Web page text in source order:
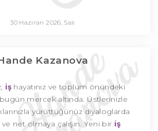
30 Haziran 2026, Salı
Kazanova
iş hayatınız ve toplum önündeki
mercek altında. Üstlerinizle
yürüttüğünüz diyaloglarda
net olmaya çalışın. Yeni bir iş